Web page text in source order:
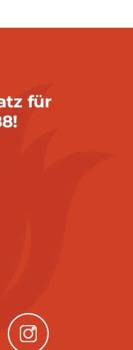
für